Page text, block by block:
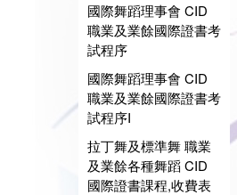
國際舞蹈理事會 CID
職業及業餘國際證書考
試程序
國際舞蹈理事會 CID
職業及業餘國際證書考
試程序I
拉丁舞及標準舞 職業
及業餘各種舞蹈 CID
國際證書課程,收費表